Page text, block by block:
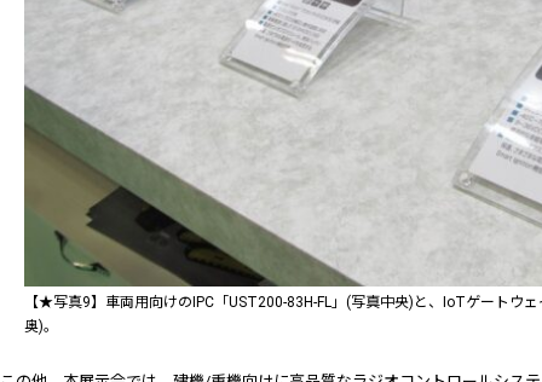
【★写真9】車両用向けのIPC「UST200-83H-FL」(写真中央)と、IoTゲートウ
奥)。